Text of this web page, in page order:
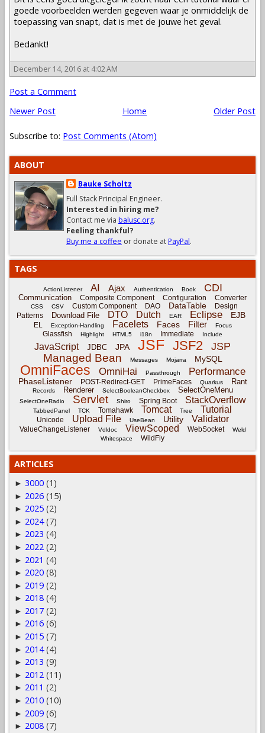
goede voorbeelden werden gegeven waar je onmiddelijk de
toepassing van snapt, dat is met de jouwe het geval.
Bedankt!
December 14, 2016 at 4:02 AM
Post a Comment
Newer Post
Older Post
Home
Subscribe to: Post Comments (Atom)
ABOUT
Bauke Scholtz
Full Stack Principal Engineer.
Interested in hiring me?
Contact me via balusc.org.
Feeling thankful?
Buy me a coffee or donate atPayPal.
TAGS
ActionListener AI Ajax Authentication Book CDI
Communication Composite Component Configuration Converter
CSS CSV Custom Component DAO DataTable
Design
Patterns
Download File DTO Dutch EAR Eclipse EJB
EL Exception-Handling Facelets Faces Filter Focus
Glassfish Highlight HTML5 i18n Immediate Include
JavaScript JDBC JPA JSF JSF2 JSP
Managed Bean Messages Mojarra MySQL
OmniFaces OmniHai Passthrough Performance
PhaseListener POST-Redirect-GET PrimeFaces Quarkus Rant
Records Renderer SelectBooleanCheckbox SelectOneMenu
SelectOneRadio Servlet Shiro Spring Boot StackOverflow
TabbedPanel TCK Tomahawk Tomcat Tree Tutorial
Unicode Upload File UseBean Utility Validator
ValueChangeListener Vdldoc ViewScoped WebSocket
Weld
Whitespace
WildFly
ARTICLES
► 3000 (1)
► 2026 (15)
► 2025 (2)
► 2024 (7)
► 2023 (4)
► 2022 (2)
► 2021 (4)
► 2020 (8)
► 2019 (2)
► 2018 (4)
► 2017 (2)
► 2016 (6)
► 2015 (7)
► 2014 (4)
► 2013 (9)
► 2012 (11)
► 2011 (2)
► 2010 (10)
► 2009 (6)
► 2008 (7)